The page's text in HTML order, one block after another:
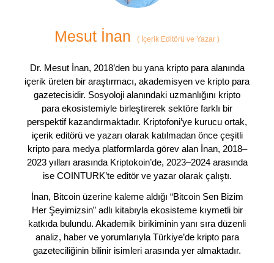
Mesut İnan ( İçerik Editörü ve Yazar )
Dr. Mesut İnan, 2018’den bu yana kripto para alanında
içerik üreten bir araştırmacı, akademisyen ve kripto para
gazetecisidir. Sosyoloji alanındaki uzmanlığını kripto
para ekosistemiyle birleştirerek sektöre farklı bir
perspektif kazandırmaktadır. Kriptofoni’ye kurucu ortak,
içerik editörü ve yazarı olarak katılmadan önce çeşitli
kripto para medya platformlarda görev alan İnan, 2018–
2023 yılları arasında Kriptokoin’de, 2023–2024 arasında
ise COINTURK’te editör ve yazar olarak çalıştı.
İnan, Bitcoin üzerine kaleme aldığı “Bitcoin Sen Bizim
Her Şeyimizsin” adlı kitabıyla ekosisteme kıymetli bir
katkıda bulundu. Akademik birikiminin yanı sıra düzenli
analiz, haber ve yorumlarıyla Türkiye’de kripto para
gazeteciliğinin bilinir isimleri arasında yer almaktadır.